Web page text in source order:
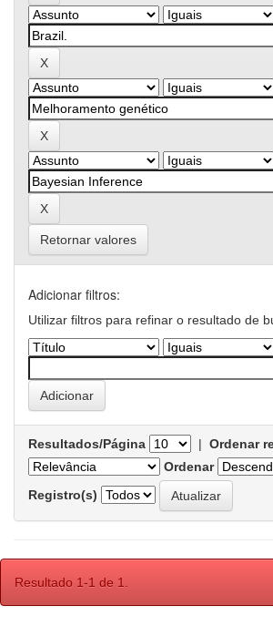
Retornar valores
Adicionar filtros:
Utilizar filtros para refinar o resultado de
Resultados/Página | Ordenar
Ordenar
Registro(s)
Resultado 1-1 de 1.